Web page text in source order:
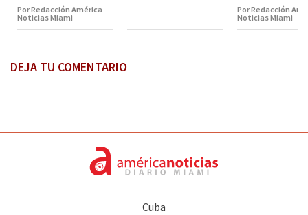
Por Redacción América
Noticias Miami
Por Redacción
Noticias Miami
DEJA TU COMENTARIO
Cuba